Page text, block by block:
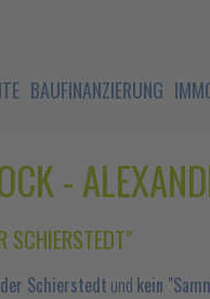
BAUFINANZIERUNG
-
SCHIERSTEDT"
Schierstedt und kein